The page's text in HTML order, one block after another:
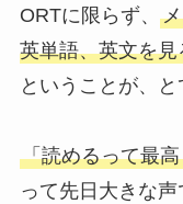
ORTに限らず、
英単語、英文を
ということが、と
「読めるって最
って先日大きな